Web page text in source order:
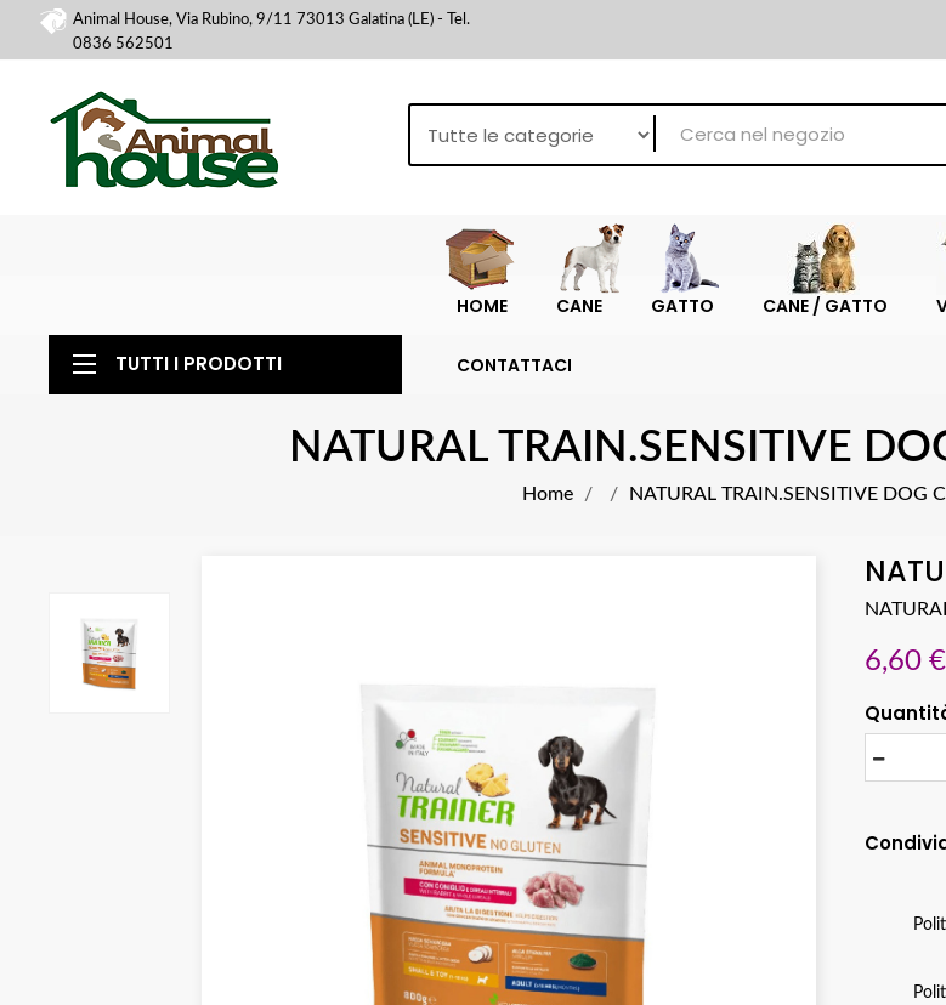
Animal House, Via Rubino, 9/11 73013 Galatina (LE) - Tel.
0836 562501
HOME CANE GATTO CANE / GATTO
CONTATTACI
TUTTI I PRODOTTI
NATURAL TRAIN.SENSITIVE
Home NATURAL TRAIN.SENSITIVE DOG
6,60 €